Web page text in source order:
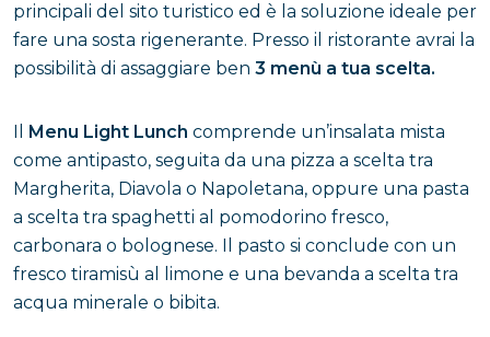
principali del sito turistico ed è la soluzione ideale per
fare una sosta rigenerante. Presso il ristorante avrai la
possibilità di assaggiare ben 3 menù a tua scelta.
Il Menu Light Lunch comprende un’insalata mista
come antipasto, seguita da una pizza a scelta tra
Margherita, Diavola o Napoletana, oppure una pasta
a scelta tra spaghetti al pomodorino fresco,
carbonara o bolognese. Il pasto si conclude con un
fresco tiramisù al limone e una bevanda a scelta tra
acqua minerale o bibita.